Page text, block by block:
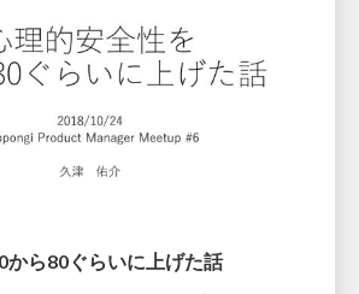
から80ぐらいに上げた話